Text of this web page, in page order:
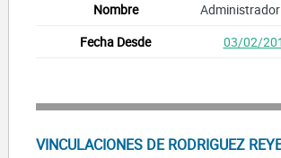
03/02/
VINCULACIONES DE RODRIGUEZ